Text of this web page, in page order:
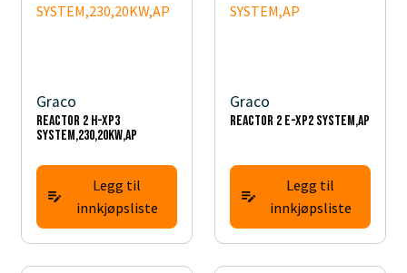
Graco
Reactor 2 H-XP3
SYSTEM,230,20KW,AP
Legg til
innkjøpsliste
Graco
Reactor 2 E-XP2 SYSTEM,AP
Legg til
innkjøpsliste